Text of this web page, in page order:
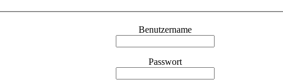
Benutzername
Passwort